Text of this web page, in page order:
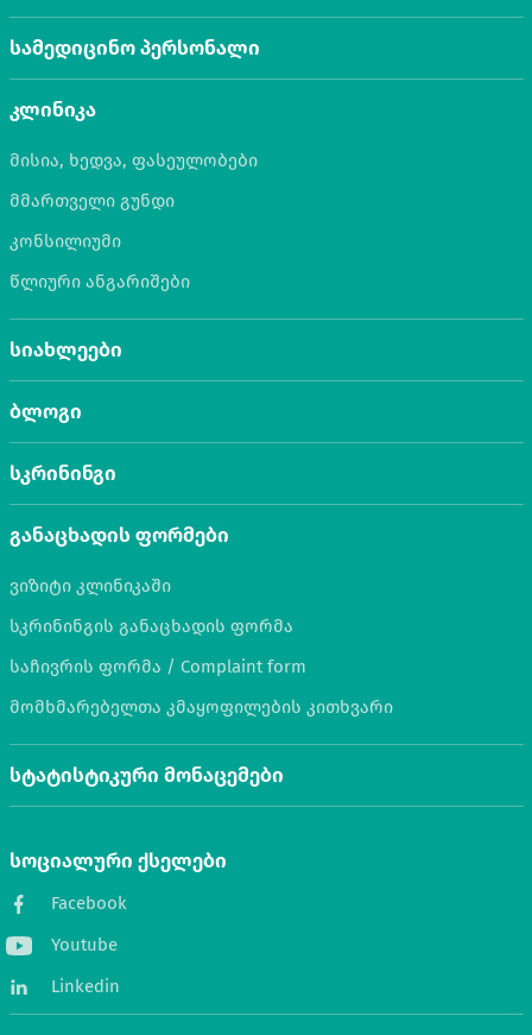
სამედიცინო პერსონალი
კლინიკა
მისია, ხედვა, ფასეულობები
მმართველი გუნდი
კონსილიუმი
წლიური ანგარიშები
სიახლეები
ბლოგი
სკრინინგი
განაცხადის ფორმები
ვიზიტი კლინიკაში
სკრინინგის განაცხადის ფორმა
საჩივრის ფორმა / Complaint form
მომხმარებელთა კმაყოფილების კითხვარი
სტატისტიკური მონაცემები
სოციალური ქსელები
Facebook
Youtube
Linkedin